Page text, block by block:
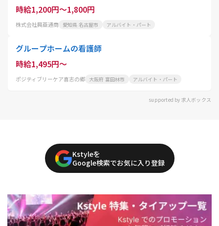
時給1,200円～1,800円
株式会社興亜通商 愛知県 名古屋市 アルバイト・パート
グループホームの看護師
時給1,495円～
ポジティブリーケア喜志の郷 大阪府 富田林市 アルバイト・パート
supported by 求人ボックス
Kstyleを
Google検索でお気に入り登録